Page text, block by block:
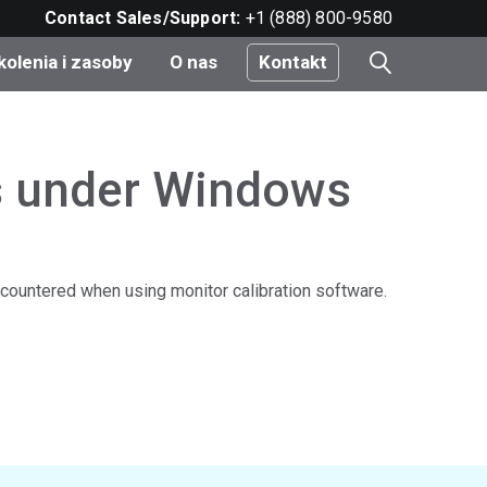
Contact Sales/Support: +1 (888) 800-9580
i zasoby O nas Kontakt
Windows
when using monitor calibration software.